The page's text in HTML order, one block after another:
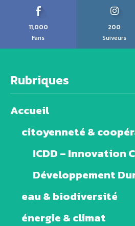
11,000
Fans
200
Suiveurs
Rubriques
Accueil
citoyenneté &
ICDD – Innovation
Développement
eau & biodiversité
énergie & climat